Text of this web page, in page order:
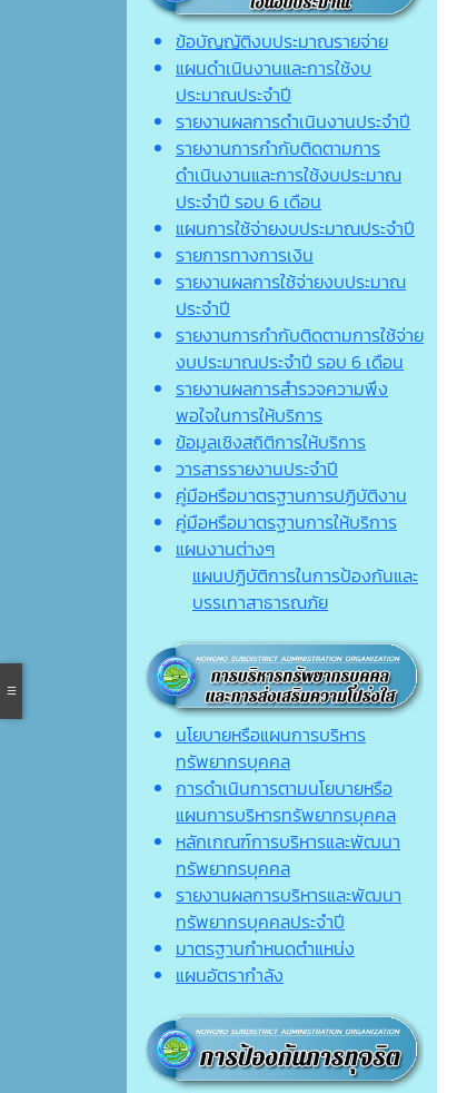
ข้อบัญญัติงบประมาณรายจ่าย
แผนดำเนินงานและการใช้งบ
ประมาณประจำปี
รายงานผลการดำเนินงานประจำปี
รายงานการกำกับติดตามการ
ดำเนินงานและการใช้งบประมาณ
ประจำปี รอบ 6 เดือน
แผนการใช้จ่ายงบประมาณประจำปี
รายการทางการเงิน
รายงานผลการใช้จ่ายงบประมาณ
ประจำปี
รายงานการกำกับติดตามการใช้จ่าย
งบประมาณประจำปี รอบ 6 เดือน
รายงานผลการสำรวจความพึง
พอใจในการให้บริการ
ข้อมูลเชิงสถิติการให้บริการ
วารสารรายงานประจำปี
คู่มือหรือมาตรฐานการปฏิบัติงาน
คู่มือหรือมาตรฐานการให้บริการ
แผนงานต่างๆ
แผนปฏิบัติการในการป้องกันและ
บรรเทาสาธารณภัย
นโยบายหรือแผนการบริหาร
ทรัพยากรบุคคล
การดำเนินการตามนโยบายหรือ
แผนการบริหารทรัพยากรบุคคล
หลักเกณฑ์การบริหารและพัฒนา
ทรัพยากรบุคคล
รายงานผลการบริหารและพัฒนา
ทรัพยากรบุคคลประจำปี
มาตรฐานกำหนดตำแหน่ง
แผนอัตรากำลัง